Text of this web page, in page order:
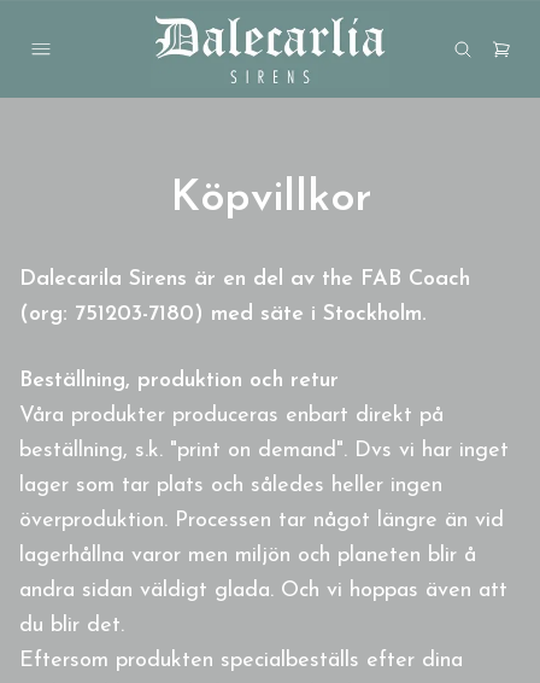
Köpvillkor
Dalecarila Sirens är en del av the FAB Coach
(org: 751203-7180) med säte i Stockholm.
Beställning, produktion och retur
Våra produkter produceras enbart direkt på
beställning, s.k. "print on demand". Dvs vi har inget
lager som tar plats och således heller ingen
överproduktion. Processen tar något längre än vid
lagerhållna varor men miljön och planeten blir å
andra sidan väldigt glada. Och vi hoppas även att
du blir det.
Eftersom produkten specialbeställs efter dina